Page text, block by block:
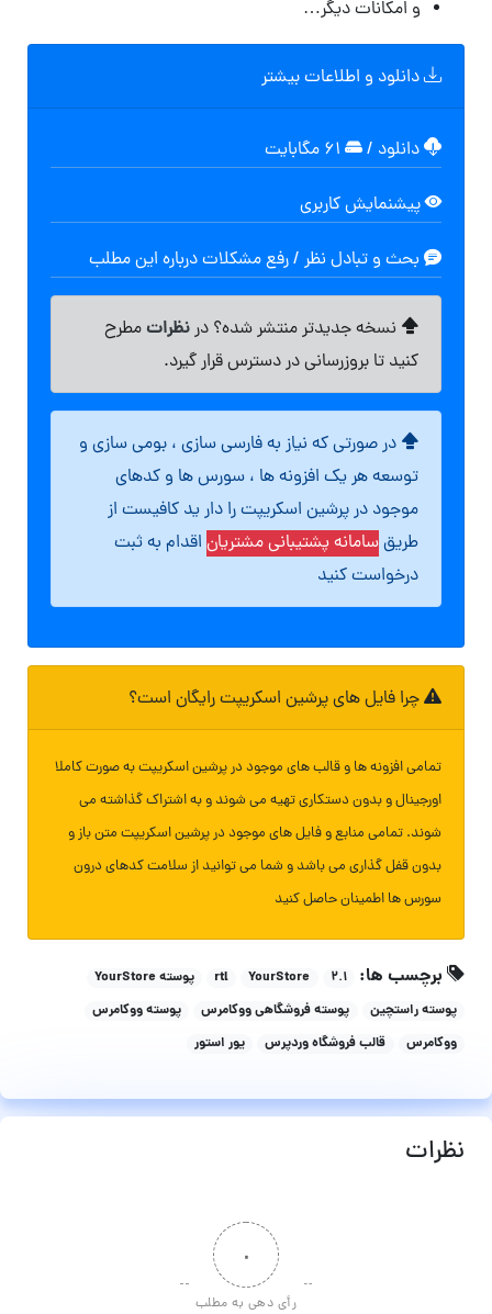
و امکانات دیگر…
دانلود و اطلاعات بیشتر
دانلود /
پیشنمایش کاربری
بحث و تبادل نظر / رفع مشکلات درباره این مطلب
نسخه جدیدتر منتشر شده؟ درنظراتمطرح
کنید تا بروزرسانی در دسترس قرار گیرد.
در صورتی که نیاز به فارسی سازی ، بومی سازی و
توسعه هر یک افزونه ها ، سورس ها و کدهای
موجود در پرشین اسکریپت را دار ید کافیست از
طریقسامانه پشتیبانی مشتریان اقدام به ثبت
درخواست کنید
چرا فایل های پرشین اسکریپت رایگان است؟
تمامی افزونه ها و قالب های موجود در پرشین اسکریپت به صورت کاملا
اورجینال و بدون دستکاری تهیه می شوند و به اشتراک گذاشته می
شوند. تمامی منابع و فایل های موجود در پرشین اسکریپت متن باز و
بدون قفل گذاری می باشد و شما می توانید از سلامت کدهای درون
سورس ها اطمینان حاصل کنید
برچسب ها: ۲.۱ YourStore
rtl
پوسته YourStore
پوسته راستچین
پوسته فروشگاهی ووکامرس
پوسته ووکامرس
ووکامرس
قالب فروشگاه وردپرس یور استور
نظرات
۰
رأی دهی به مطلب